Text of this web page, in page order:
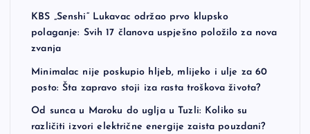
KBS „Senshi“ Lukavac održao prvo klupsko
polaganje: Svih 17 članova uspješno položilo za nova
zvanja
Minimalac nije poskupio hljeb, mlijeko i ulje za 60
posto: Šta zapravo stoji iza rasta troškova života?
Od sunca u Maroku do uglja u Tuzli: Koliko su
različiti izvori električne energije zaista pouzdani?